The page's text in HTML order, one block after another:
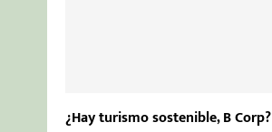
¿Hay turismo sostenible, B Corp?